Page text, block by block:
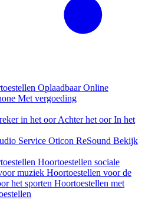
OplaadbaarOnline
Met vergoeding
in het oorAchter het oorIn het
Service Oticon ReSound Bekijk
Hoortoestellen sociale
muziek Hoortoestellen voor de
het sporten Hoortoestellen met